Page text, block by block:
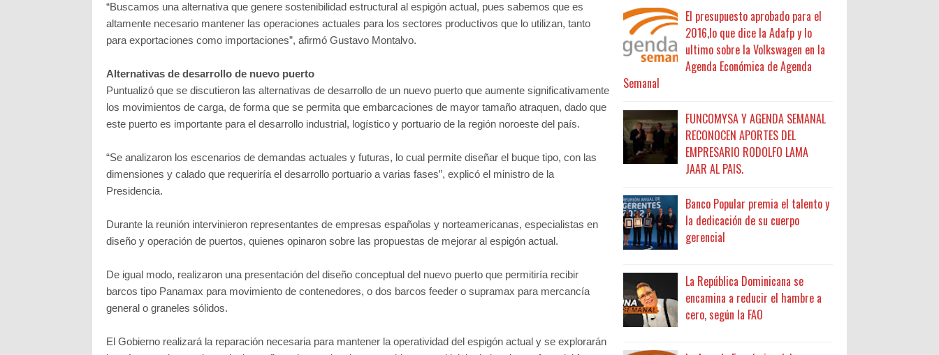
“Buscamos una alternativa que genere sostenibilidad estructural al espigón actual, pues sabemos que es
altamente necesario mantener las operaciones actuales para los sectores productivos que lo utilizan, tanto
para exportaciones como importaciones”, afirmó Gustavo Montalvo.
Alternativas de desarrollo de nuevo puerto
Puntualizó que se discutieron las alternativas de desarrollo de un nuevo puerto que aumente significativamente
los movimientos de carga, de forma que se permita que embarcaciones de mayor tamaño atraquen, dado que
este puerto es importante para el desarrollo industrial, logístico y portuario de la región noroeste del país.
“Se analizaron los escenarios de demandas actuales y futuras, lo cual permite diseñar el buque tipo, con las
dimensiones y calado que requeriría el desarrollo portuario a varias fases”, explicó el ministro de la
Presidencia.
Durante la reunión intervinieron representantes de empresas españolas y norteamericanas, especialistas en
diseño y operación de puertos, quienes opinaron sobre las propuestas de mejorar al espigón actual.
De igual modo, realizaron una presentación del diseño conceptual del nuevo puerto que permitiría recibir
barcos tipo Panamax para movimiento de contenedores, o dos barcos feeder o supramax para mercancía
general o graneles sólidos.
El Gobierno realizará la reparación necesaria para mantener la operatividad del espigón actual y se explorarán
El presupuesto aprobado para el
2016,lo que dice la Adafp y lo
ultimo sobre la Volkswagen en la
Agenda Económica de Agenda
Semanal
FUNCOMYSA Y AGENDA SEMANAL
RECONOCEN APORTES DEL
EMPRESARIO RODOLFO LAMA
JAAR AL PAIS.
Banco Popular premia el talento y
la dedicación de su cuerpo
gerencial
La República Dominicana se
encamina a reducir el hambre a
cero, según la FAO